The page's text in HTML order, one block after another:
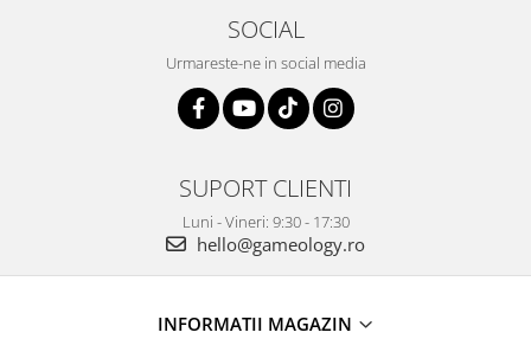
SOCIAL
Urmareste-ne in social media
SUPORT CLIENTI
Luni - Vineri: 9:30 - 17:30
hello@gameology.ro
INFORMATII MAGAZIN